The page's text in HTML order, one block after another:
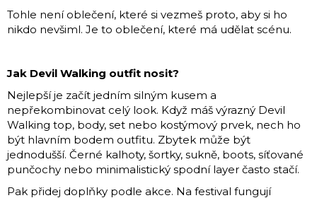
Tohle není oblečení, které si vezmeš proto, aby si ho
nikdo nevšiml. Je to oblečení, které má udělat scénu.
Jak Devil Walking outfit nosit?
Nejlepší je začít jedním silným kusem a
nepřekombinovat celý look. Když máš výrazný Devil
Walking top, body, set nebo kostýmový prvek, nech ho
být hlavním bodem outfitu. Zbytek může být
jednodušší. Černé kalhoty, šortky, sukně, boots, síťované
punčochy nebo minimalistický spodní layer často stačí.
Pak přidej doplňky podle akce. Na festival fungují